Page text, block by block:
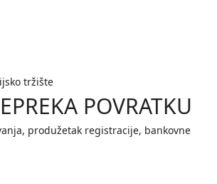
tržište
POVRATKU
produžetak registracije, bankovne